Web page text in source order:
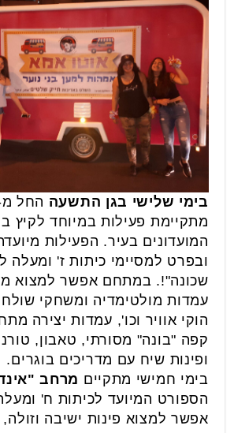
בימי שלישי בגן התשעה
מתקיימת פעילות במיוחד לקיץ
המועדונים בעיר. הפעילות
ובפרט למסיימי כיתות ז' ומעלה
שכונה"!. במתחם אפשר למצוא
עמדות מולטימדיה ומשחקי
הוקי אוויר וכו', עמדות יצירה
קפה "בונה" מסורתי, טאבון,
ופינות שיח עם מדריכים בוגרים.
בימי חמישי מתקיים מרחב
הספורט המיועד לכיתות ח'
אפשר למצוא פינות ישיבה וזולה,